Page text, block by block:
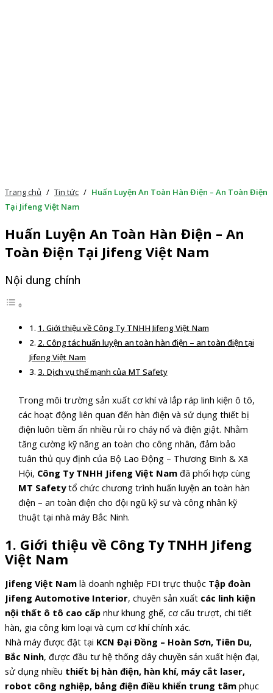
Trang chủ / Tin tức / Huấn Luyện An Toàn Hàn Điện – An Toàn Điện
Tại Jifeng Việt Nam
Huấn Luyện An Toàn Hàn Điện – An
Toàn Điện Tại Jifeng Việt Nam
Nội dung chính
1. Giới thiệu về Công Ty TNHH Jifeng Việt Nam
2. Công tác huấn luyện an toàn hàn điện – an toàn điện tại
Jifeng Việt Nam
3. Dịch vụ thế mạnh của MT Safety
Trong môi trường sản xuất cơ khí và lắp ráp linh kiện ô tô,
các hoạt động liên quan đến hàn điện và sử dụng thiết bị
điện luôn tiềm ẩn nhiều rủi ro cháy nổ và điện giật. Nhằm
tăng cường kỹ năng an toàn cho công nhân, đảm bảo
tuân thủ quy định của Bộ Lao Động – Thương Binh & Xã
Hội, Công Ty TNHH Jifeng Việt Namđã phối hợp cùng
MT Safetytổ chức chương trình huấn luyện an toàn hàn
điện – an toàn điện cho đội ngũ kỹ sư và công nhân kỹ
thuật tại nhà máy Bắc Ninh.
1. Giới thiệu về Công Ty TNHH Jifeng
Việt Nam
Jifeng Việt Nam là doanh nghiệp FDI trực thuộc Tập đoàn
Jifeng Automotive Interior, chuyên sản xuất các linh kiện
nội thất ô tô cao cấp như khung ghế, cơ cấu trượt, chi tiết
hàn, gia công kim loại và cụm cơ khí chính xác.
Nhà máy được đặt tại KCN Đại Đồng – Hoàn Sơn, Tiên Du,
Bắc Ninh, được đầu tư hệ thống dây chuyền sản xuất hiện đại,
sử dụng nhiều thiết bị hàn điện, hàn khí, máy cắt laser,
robot công nghiệp, bảng điện điều khiển trung tâm phục